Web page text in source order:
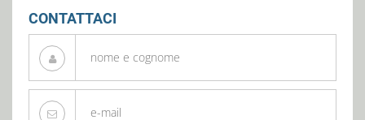
CONTATTACI